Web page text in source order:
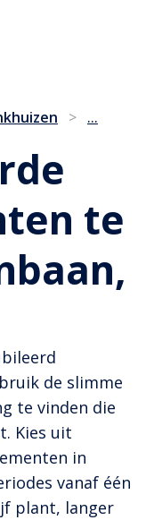
> ...
te
de slimme
te vinden die
Kies uit
in
vanaf één
plant, langer